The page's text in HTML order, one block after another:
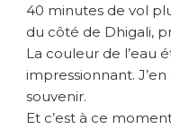
40 minutes de vol
du côté de Dhigali,
La couleur de l’eau
impressionnant.
souvenir.
Et c’est à ce